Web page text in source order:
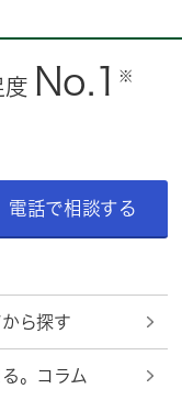
度 No.1 ※
電話で相談する
ら探す
。コラム